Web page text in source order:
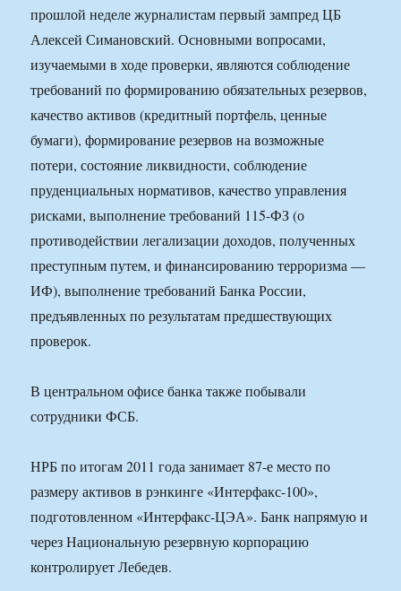
прошлой неделе журналистам первый зампред ЦБ
Алексей Симановский. Основными вопросами,
изучаемыми в ходе проверки, являются соблюдение
требований по формированию обязательных резервов,
качество активов (кредитный портфель, ценные
бумаги), формирование резервов на возможные
потери, состояние ликвидности, соблюдение
пруденциальных нормативов, качество управления
рисками, выполнение требований 115-ФЗ (о
противодействии легализации доходов, полученных
преступным путем, и финансированию терроризма —
ИФ), выполнение требований Банка России,
предъявленных по результатам предшествующих
проверок.
В центральном офисе банка также побывали
сотрудники ФСБ.
НРБ по итогам 2011 года занимает 87-е место по
размеру активов в рэнкинге «Интерфакс-100»,
подготовленном «Интерфакс-ЦЭА». Банк напрямую и
через Национальную резервную корпорацию
контролирует Лебедев.